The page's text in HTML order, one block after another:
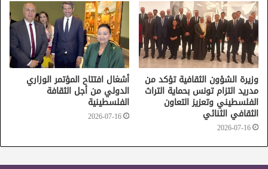
الثقافي بما من شأنه أن يساهم في تعزيز التواصل الثقافي
والاجتماعي بين البلدين.
وزيرة الشؤون الثقافية تؤكد من
مدريد التزام تونس بحماية التراث
الفلسطيني وتعزيز التعاون
الثقافي الثنائي
2026-07-16
أشغال افتتاح المؤتمر الوزاري
الدولي من أجل الثقافة
الفلسطينية
2026-07-16